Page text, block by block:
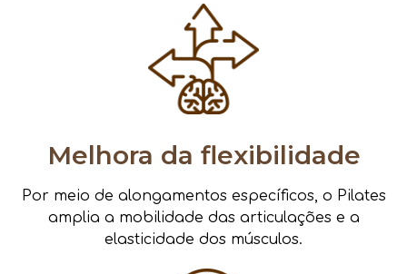
Melhora da flexibilidade
Por meio de alongamentos específicos, o Pilates
amplia a mobilidade das articulações e a
elasticidade dos músculos.